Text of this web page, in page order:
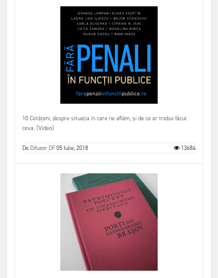
10 Cetățeni, despre situația în care ne aflăm, și de ce ar trebui făcut
ceva. (Video)
De Difuzor GF05 Iulie, 2018 13684